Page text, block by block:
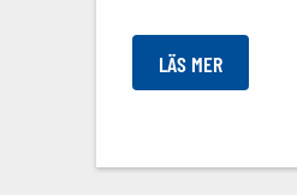
LÄS MER